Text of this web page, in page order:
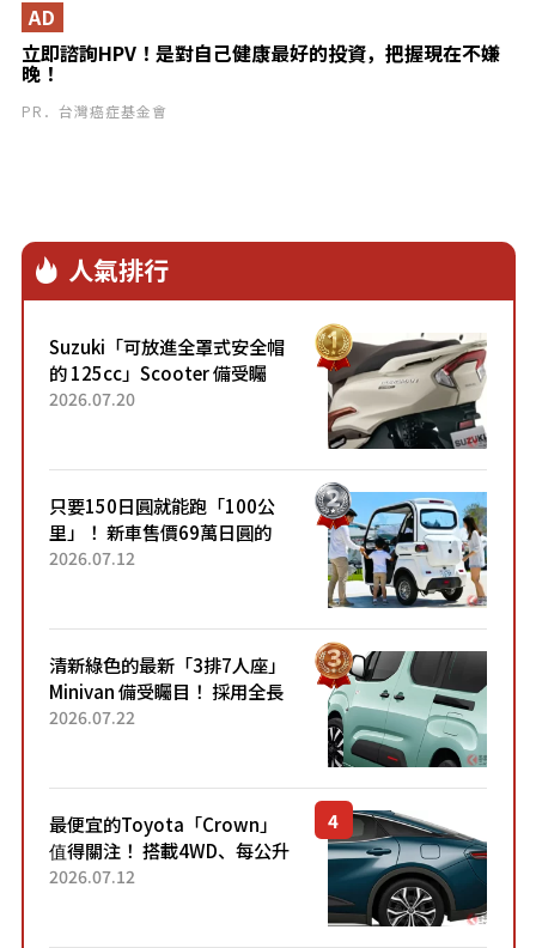
立即諮詢HPV！是對自己健康最好的投資，把握現在不嫌
晚！
AD
PR．台灣癌症基金會
人氣排行
Suzuki「可放進全罩式安全帽
的 125cc」Scooter 備受矚
目！採用全新流線設計與各項
2026.07.20
只要150日圓就能跑「100公
里」！ 新車售價69萬日圓的
「3人座」Trike大受歡迎！ 順
2026.07.12
清新綠色的最新「3排7人座」
Minivan 備受矚目！ 採用全長
4.7公尺剛剛好的車身尺寸與
2026.07.22
最便宜的Toyota「Crown」
值得關注！ 搭載4WD、每公升
22.4公里低油耗表現超亮眼！
2026.07.12